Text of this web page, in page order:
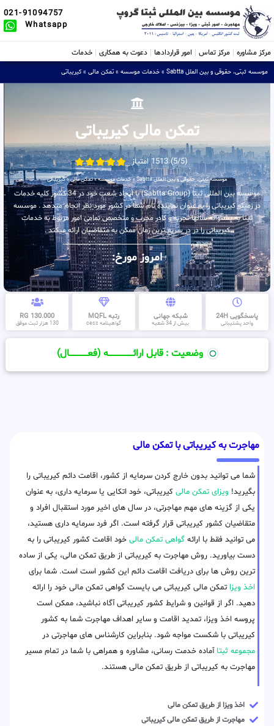
021-91094757
Whatsapp
مرکز مشاوره مرکز تماس امور قراردادها دعوت به همکاری خدمات
موسسه ثبتی، حقوقی و بین الملل Sabtta » خدمات موسسه » تمکن مالی » کیریباتی
تمکن مالی کیریباتی
(5/5) 1513 امتیاز
موسسه ثبتی، حقوقی و بین الملل Sabtta »خدمات موسسه»تمکن مالی»کیریباتی
موسسه بین المللی ثبتا (Sabtta Group) با ایجاد شعب خود در 34 کشور کلیه خدمات
در زمینه کیریباتی را به عنوان نماینده تام شما در کشور مورد نظر انجام میدهد . موسسه
ثبتا به پشتوانه سالها تجربه و کادر مجرب و متخصص تمامی امور مربوط به خدمات
کیریباتی را در در سریع ترین زمان ممکن به متقاضیان ارائه میکند .
امروز مورخ:
پاسخگویی 24H
واحد پشتیبانی
شبکه جهانی
بیش از 34 شعبه
رتبه MQFL
گواهینامه cess
130.000 RG
130 هزار ثبت موفق
وضعیت : قابل ارائــــــــــــــــــــه (فعـــــــــــــــال)
مهاجرت به کیریباتی با تمکن مالی
شما می توانید بدون خارج کردن سرمایه از کشور، اقامت دائم کیریباتی را
بگیرید! ویزای تمکن مالی کیریباتی، خود اتکایی یا سرمایه داری، به عنوان
یکی از گزینه های مهم مهاجرتی، در سال های اخیر مورد استقبال افراد و
متقاضیان کشور کیریباتی قرار گرفته است. اگر فرد سرمایه داری هستید،
می توانید فقط با ارائه گواهی تمکن مالی خود اقامت کشور کیریباتی را به
دست بیاورید. روش مهاجرت به کیریباتی از طریق تمکن مالی، یکی از ساده
ترین روش ها برای دریافت اقامت دائم این کشور است است. شما برای
اخذ ویزا تمکن مالی کیریباتی می بایست گواهی تمکن مالی خود را ارائه
دهید. اگر از قوانین و شرایط کشور کیریباتی آگاه نباشید، ممکن است
پروسه اخذ ویزا، تمدید اقامت و سایر اهداف مهاجرت شما به کشور
کیریباتی با شکست مواجه شود. بنابراین کارشناس های مهاجرتی در
مجموعه ثبتا آماده خدمت رسانی، مشاوره و همراهی با شما در تمام مسیر
مهاجرت به کیریباتی از طریق تمکن مالی هستند.
اخذ ویزا از طریق تمکن مالی
مهاجرت از طریق تمکن مالی کیریباتی